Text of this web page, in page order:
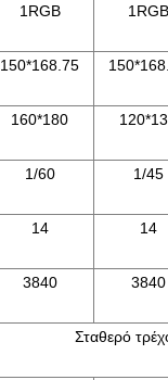
1RGB 1RGB
150*168.75
160*180
1/60 1/45
14 14
3840 3840
Σταθερό